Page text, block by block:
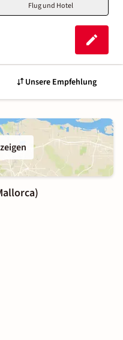
Flug und Hotel
Unsere Empfehlung